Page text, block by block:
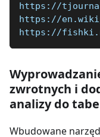
https://
https://
https://
zwrotnych i
analizy do
Wbudowane